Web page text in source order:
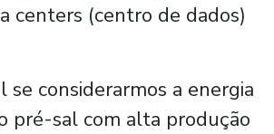
centers (centro de dados)
se considerarmos a energia
pré-sal com alta produção